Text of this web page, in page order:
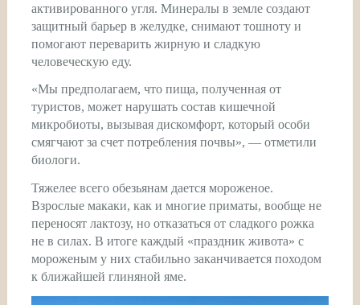
активированного угля. Минералы в земле создают
защитный барьер в желудке, снимают тошноту и
помогают переварить жирную и сладкую
человеческую еду.
«Мы предполагаем, что пища, полученная от
туристов, может нарушать состав кишечной
микробиоты, вызывая дискомфорт, который особи
смягчают за счет потребления почвы», — отметили
биологи.
Тяжелее всего обезьянам дается мороженое.
Взрослые макаки, как и многие приматы, вообще не
переносят лактозу, но отказаться от сладкого рожка
не в силах. В итоге каждый «праздник живота» с
мороженым у них стабильно заканчивается походом
к ближайшей глиняной яме.